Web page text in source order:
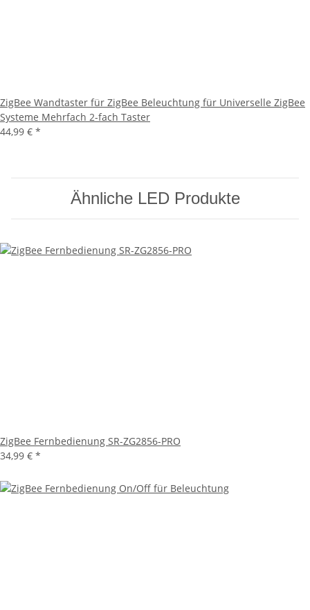
ZigBee Wandtaster für ZigBee Beleuchtung für Universelle ZigBee
Systeme Mehrfach 2-fach Taster
44,99 € *
Ähnliche LED Produkte
ZigBee Fernbedienung SR-ZG2856-PRO
34,99 € *